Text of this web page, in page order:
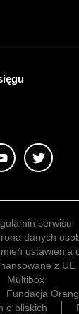
serwisu
danych
ustawienia
z UE
Multibox
Fundacja
o bliskich